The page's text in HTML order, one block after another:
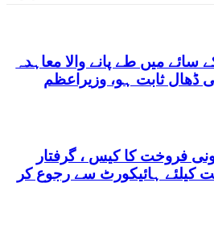
میں طے پانے والا معاہدہ
ڈھال ثابت ہو، وزیراعظم
فروخت کا کیس ، گرفتار
کیلئے ہائیکورٹ سے رجوع کر